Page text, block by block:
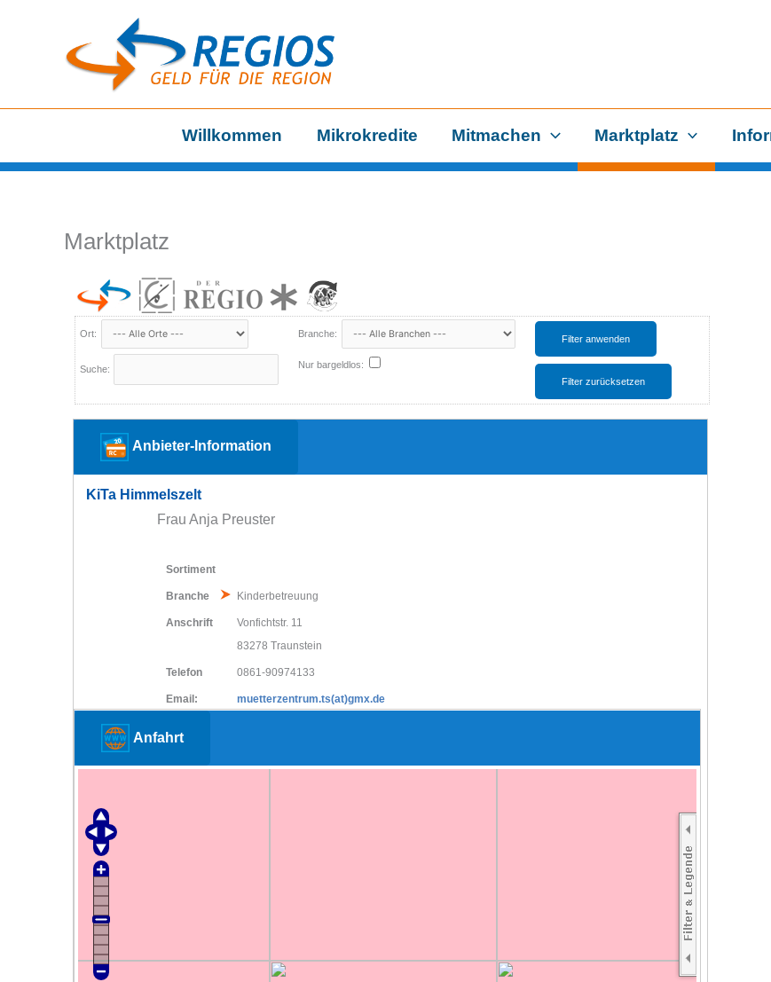
Willkommen Mikrokredite Mitmachen Marktplatz
Marktplatz
Ort:
Suche:
Branche:
Nur bargeldlos:
Anbieter-Information
KiTa Himmelszelt
Frau Anja Preuster
Sortiment
Branche Kinderbetreuung
Anschrift
Vonfichtstr. 11
83278 Traunstein
Telefon 0861-90974133
Email: muetterzentrum.ts(at)gmx.de
Anfahrt